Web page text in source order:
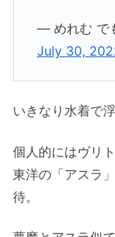
— めれむ で
July 30,
いきなり水着で
個人的にはヴリ
東洋の「アスラ
待。